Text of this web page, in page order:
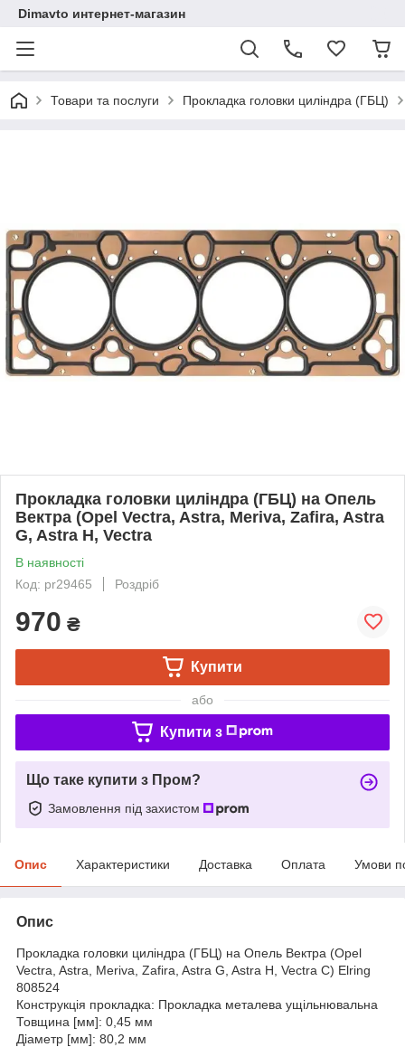
Dimavto интернет-магазин
Товари та послуги Прокладка головки циліндра (ГБЦ)
Прокладка головки циліндра (ГБЦ) на Опель
Вектра (Opel Vectra, Astra, Meriva, Zafira, Astra
G, Astra H, Vectra
В наявності
Код: pr29465
Роздріб
970 ₴
Купити
або
Купити з
Що таке купити з Пром?
Замовлення під захистом
Опис Характеристики Доставка Оплата Умови
Опис
Прокладка головки циліндра (ГБЦ) на Опель Вектра (Opel
Vectra, Astra, Meriva, Zafira, Astra G, Astra H, Vectra C) Elring
808524
Конструкція прокладка: Прокладка металева ущільнювальна
Товщина [мм]: 0,45 мм
Діаметр [мм]: 80,2 мм